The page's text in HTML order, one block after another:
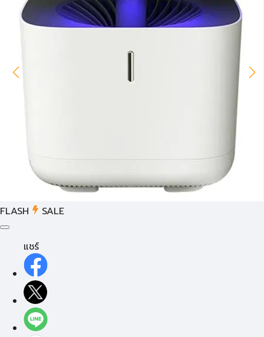
FLASH SALE
แชร์